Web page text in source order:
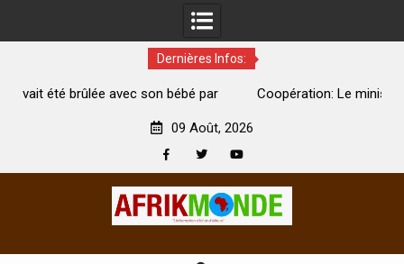
Dernières Infos:
par
Coopération: Le ministre Indien Kirti Vardhan Singh à
09 Août, 2026